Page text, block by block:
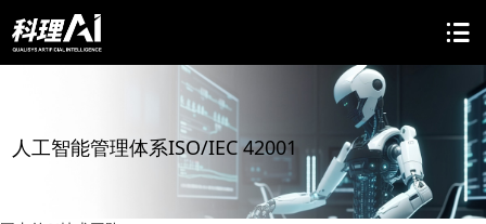
人工智能管理体系ISO/IEC 42001